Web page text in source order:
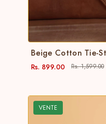
Beige Cotton Tie-
Rs. 899.00 Rs. 1,599.00
VENTE